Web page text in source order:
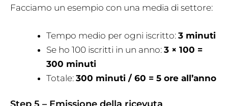
Facciamo un esempio con una media di settore:
Tempo medio per ogni iscritto: 3 minuti
Se ho 100 iscritti in un anno: 3 × 100 =
300 minuti
Totale: 300 minuti / 60 = 5 ore all’anno